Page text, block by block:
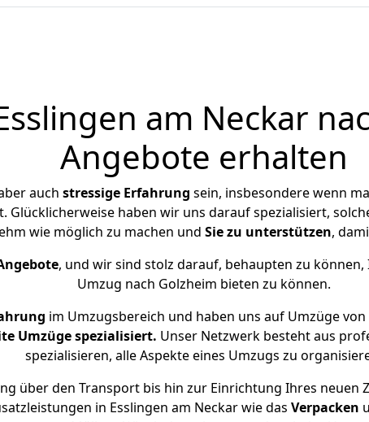
am Neckar
Angebote erhalten
auch stressige Erfahrung sein, insbesondere wenn
Glücklicherweise haben wir uns darauf spezialisiert,
wie möglich zu machen und Sie zu unterstützen,
, und wir sind stolz darauf, behaupten zu
Umzug nach Golzheim bieten zu können.
im Umzugsbereich und haben uns auf Umzüge
Umzüge spezialisiert. Unser Netzwerk besteht aus
spezialisieren, alle Aspekte eines Umzugs zu
über den Transport bis hin zur Einrichtung Ihres neuen
in Esslingen am Neckar wie das Verpacken